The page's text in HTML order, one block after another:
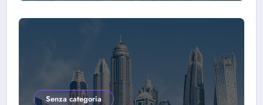
Senza categoria